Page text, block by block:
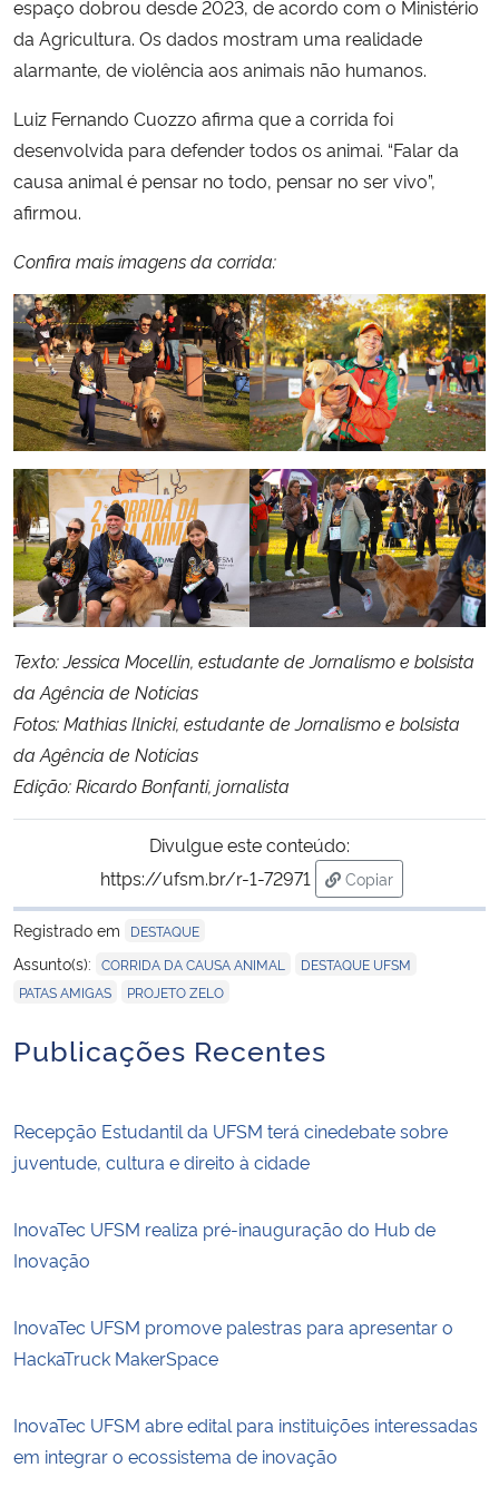
espaço dobrou desde 2023, de acordo com o Ministério
da Agricultura. Os dados mostram uma realidade
alarmante, de violência aos animais não humanos.
Luiz Fernando Cuozzo afirma que a corrida foi
desenvolvida para defender todos os animai. “Falar da
causa animal é pensar no todo, pensar no ser vivo”,
afirmou.
Confira mais imagens da corrida:
Texto: Jessica Mocellin, estudante de Jornalismo e bolsista
da Agência de Notícias
Fotos: Mathias Ilnicki, estudante de Jornalismo e bolsista
da Agência de Notícias
Edição: Ricardo Bonfanti, jornalista
Divulgue este conteúdo:
https://ufsm.br/r-1-72971
Copiar
para área de
Registrado em
DESTAQUE
Assunto(s): CORRIDA DA CAUSA ANIMAL DESTAQUE UFSM
PATAS AMIGAS PROJETO ZELO
Publicações Recentes
Recepção Estudantil da UFSM terá cinedebate sobre
juventude, cultura e direito à cidade
InovaTec UFSM realiza pré-inauguração do Hub de
Inovação
InovaTec UFSM promove palestras para apresentar o
HackaTruck MakerSpace
InovaTec UFSM abre edital para instituições interessadas
em integrar o ecossistema de inovação